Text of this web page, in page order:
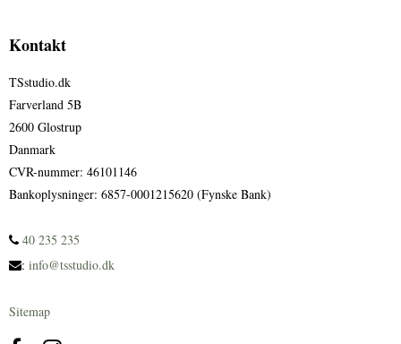
Kontakt
TSstudio.dk
Farverland 5B
2600 Glostrup
Danmark
CVR-nummer: 46101146
Bankoplysninger: 6857-0001215620 (Fynske Bank)
40 235 235
: info@tsstudio.dk
Sitemap